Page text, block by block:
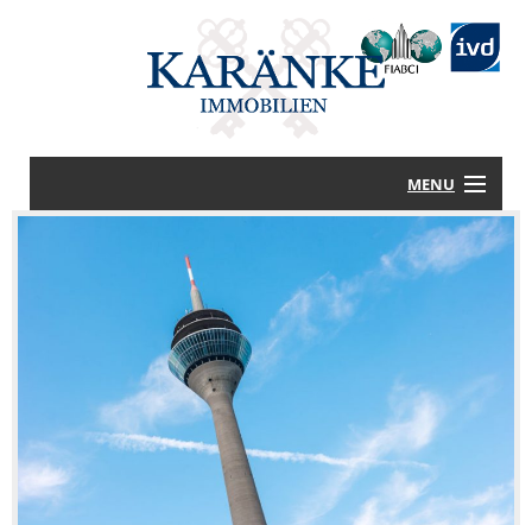
MENU
HAUS KAUFEN
HAUS VERKAUFEN
LEISTUNGEN
WISSENSWERTES